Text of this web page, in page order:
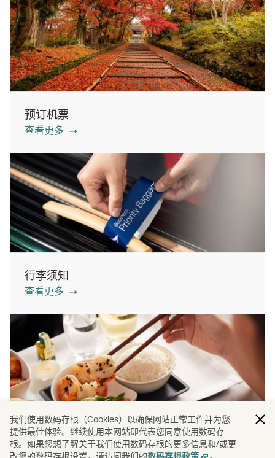
预订机票
查看更多
行李须知
查看更多
机上餐膳
查看更多
我们使用数码存根（Cookies）以确保网站正常工作并为您
提供最佳体验。继续使用本网站即代表您同意使用数码存
根。如果您想了解关于我们使用数码存根的更多信息和/或更
改您的数码存根设置，请访问我们的
。